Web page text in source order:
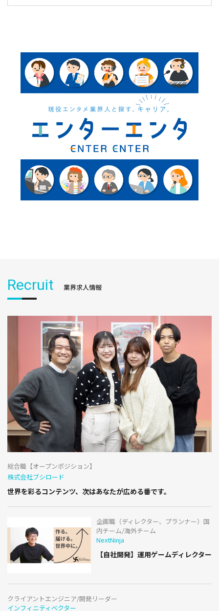
Recruit 業界求人情報
総合職【オープンポジション】
株式会社ブシロード
世界を彩るコンテンツ、次はあなたが広める番です。
企画職（ディレクター、プランナー）国
内チーム/海外チーム
NextNinja
【自社開発】運用ゲームディレクター
クライアントエンジニア/開発リーダー
インフィニティベクター